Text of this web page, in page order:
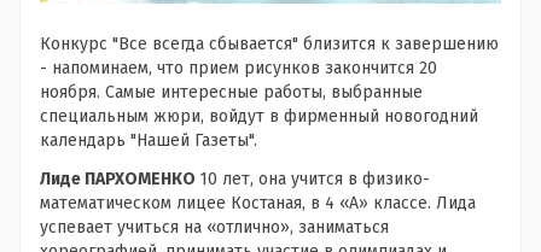
Конкурс "Все всегда сбывается" близится к завершению
- напоминаем, что прием рисунков закончится 20
ноября. Самые интересные работы, выбранные
специальным жюри, войдут в фирменный новогодний
календарь "Нашей Газеты".
Лиде ПАРХОМЕНКО 10 лет, она учится в физико-
математическом лицее Костаная, в 4 «А» классе. Лида
успевает учиться на «отлично», заниматься